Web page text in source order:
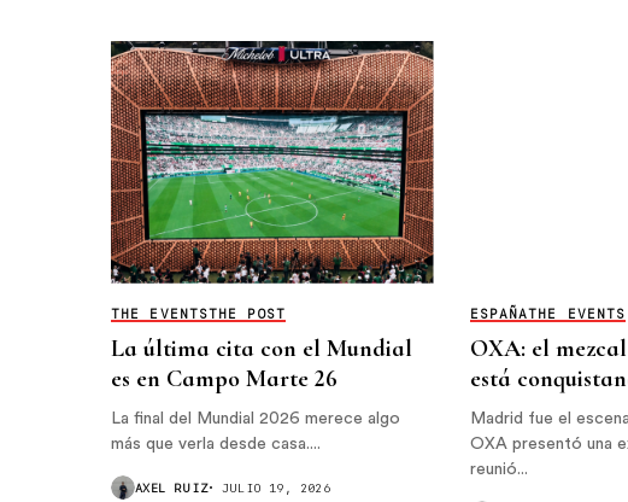
THE EVENTSTHE POST
La última cita con el Mundial
es en Campo Marte 26
La final del Mundial 2026 merece algo
más que verla desde casa....
AXEL RUIZ JULIO 19, 2026
ESPAÑATHE EVENTS
OXA: el
está
Madrid fue el
OXA presentó una
reunió...